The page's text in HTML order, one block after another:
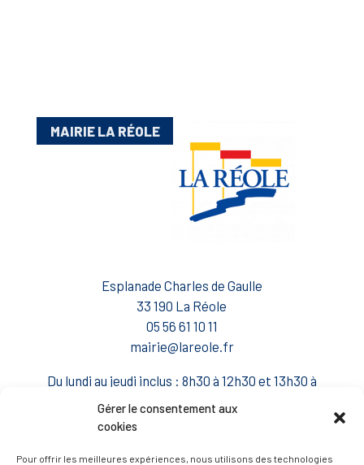
Gérer le consentement aux
cookies
Pour offrir les meilleures expériences, nous utilisons des technologies
MAIRIE LA RÉOLE
Esplanade Charles de Gaulle
33 190 La Réole
05 56 61 10 11
mairie@lareole.fr
Du lundi au jeudi inclus : 8h30 à 12h30 et 13h30 à
Vendredi : 9h00 à 12h00
— Contacter la Mairie